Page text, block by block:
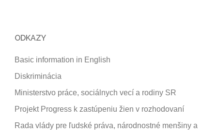
ODKAZY
Basic information in English
Diskriminácia
Ministerstvo práce, sociálnych vecí a rodiny SR
Projekt Progress k zastúpeniu žien v rozhodovaní
Rada vlády pre ľudské práva, národnostné menšiny a